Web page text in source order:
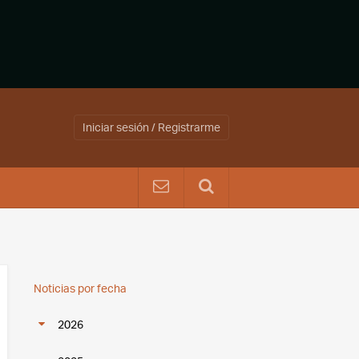
Iniciar sesión / Registrarme
Noticias por fecha
2026